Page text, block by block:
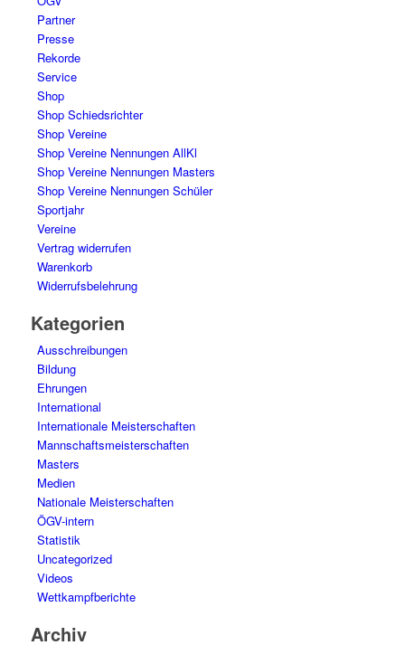
Partner
Presse
Rekorde
Service
Shop
Shop Schiedsrichter
Shop Vereine
Shop Vereine Nennungen AllKl
Shop Vereine Nennungen Masters
Shop Vereine Nennungen Schüler
Sportjahr
Vereine
Vertrag widerrufen
Warenkorb
Widerrufsbelehrung
Kategorien
Ausschreibungen
Bildung
Ehrungen
International
Internationale Meisterschaften
Mannschaftsmeisterschaften
Masters
Medien
Nationale Meisterschaften
ÖGV-intern
Statistik
Uncategorized
Videos
Wettkampfberichte
Archiv